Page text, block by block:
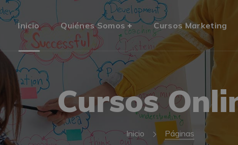
Inicio Quiénes Somos Cursos Marketing
Cursos
Inicio Páginas